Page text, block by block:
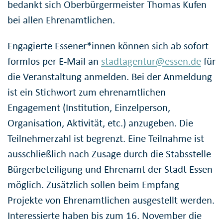
bedankt sich Oberbürgermeister Thomas Kufen
bei allen Ehrenamtlichen.
Engagierte Essener*innen können sich ab sofort
formlos per E-Mail an stadtagentur@essen.defür
die Veranstaltung anmelden. Bei der Anmeldung
ist ein Stichwort zum ehrenamtlichen
Engagement (Institution, Einzelperson,
Organisation, Aktivität, etc.) anzugeben. Die
Teilnehmerzahl ist begrenzt. Eine Teilnahme ist
ausschließlich nach Zusage durch die Stabsstelle
Bürgerbeteiligung und Ehrenamt der Stadt Essen
möglich. Zusätzlich sollen beim Empfang
Projekte von Ehrenamtlichen ausgestellt werden.
Interessierte haben bis zum 16. November die